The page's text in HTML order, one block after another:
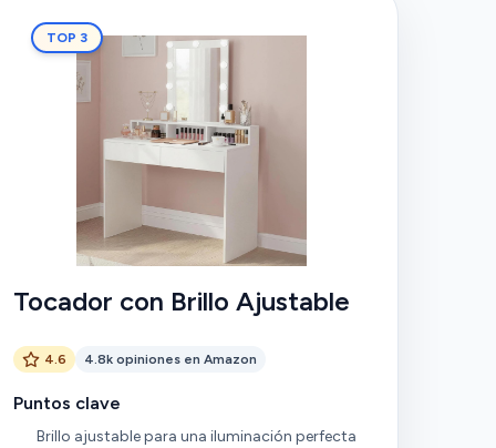
TOP 3
Tocador con Brillo Ajustable
4.6 4.8k opiniones en Amazon
Puntos clave
Brillo ajustable para una iluminación perfecta